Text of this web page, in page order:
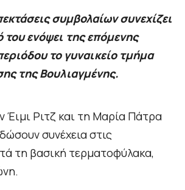
συμβολαίων συνεχίζει
του ενόψει της επόμενης
το γυναικείο τμήμα
της Βουλιαγμένης.
Έιμι Ριτζ και τη Μαρία Πάτρα
συνέχεια στις
τη βασική τερματοφύλακα,